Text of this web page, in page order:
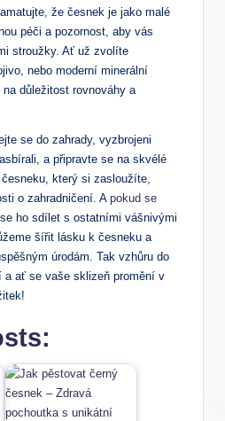
že česnek je jako malé
péči a pozornost, aby vás
stroužky. Ať už zvolíte
nebo moderní minerální
důležitost rovnováhy a
se do zahrady, vyzbrojeni
a připravte se na skvélé
který si zasloužíte,
o zahradničení. A pokud se
se ho sdílet s ostatními vášnivými
šířit lásku k česneku a
úrodám. Tak vzhůru do
a ať se vaše sklizeň promění v